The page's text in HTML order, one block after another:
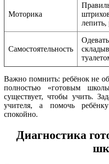
Моторика
лепить,
Самостоятельность
Важно помнить: ребёнок не
полностью «готовым
существует, чтобы учить.
учителя, а помочь
спокойно.
Диагностика